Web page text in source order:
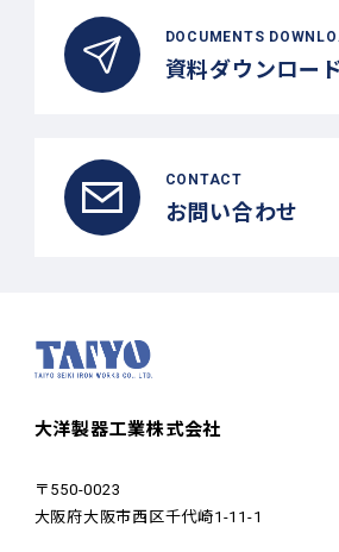
DOCUMENTS
資料ダウンロー
CONTACT
お問い合わせ
大洋製器工業株式会社
〒550-0023
大阪府大阪市西区千代崎1-11-1